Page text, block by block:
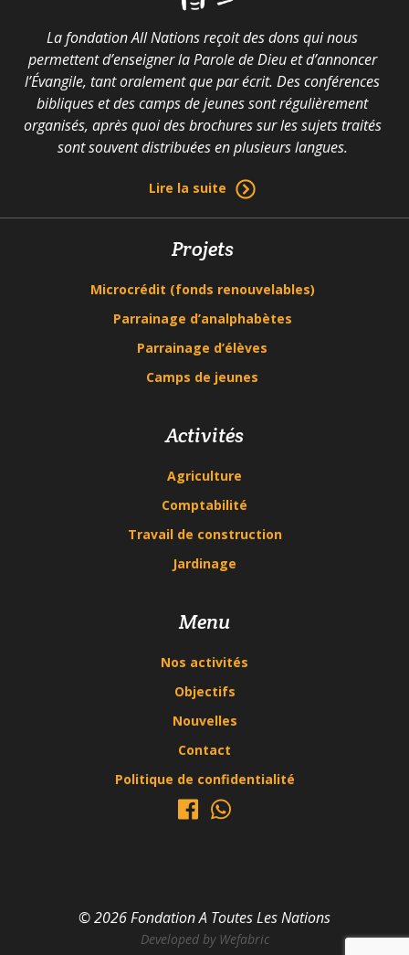
La fondation All Nations reçoit des dons qui nous
permettent d’enseigner la Parole de Dieu et d’annoncer
l’Évangile, tant oralement que par écrit. Des conférences
bibliques et des camps de jeunes sont régulièrement
organisés, après quoi des brochures sur les sujets traités
sont souvent distribuées en plusieurs langues.
Lire la suite
Projets
Microcrédit (fonds renouvelables)
Parrainage d’analphabètes
Parrainage d’élèves
Camps de jeunes
Activités
Agriculture
Comptabilité
Travail de construction
Jardinage
Menu
Nos activités
Objectifs
Nouvelles
Contact
Politique de confidentialité
© 2026 Fondation A Toutes Les Nations
Developed by Wefabric